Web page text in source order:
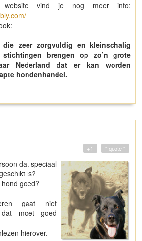
website vind je nog meer info:
zeer zorgvuldig en kleinschalig
brengen op zo’n grote
Nederland dat er kan worden
hondenhandel.
" quote "
+1
dat speciaal
is?
goed?
gaat niet
dat moet goed
hierover.